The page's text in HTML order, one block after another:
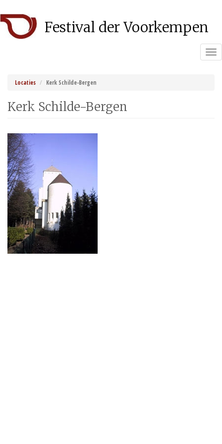
Overslaan
en
naar
Festival der Voorkempen
Locaties Kerk Schilde-Bergen
Kerk Schilde-Bergen